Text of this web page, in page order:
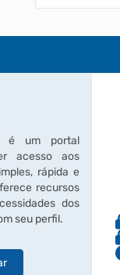
é um portal
acesso aos
rápida e
recursos
dos
seu perfil.